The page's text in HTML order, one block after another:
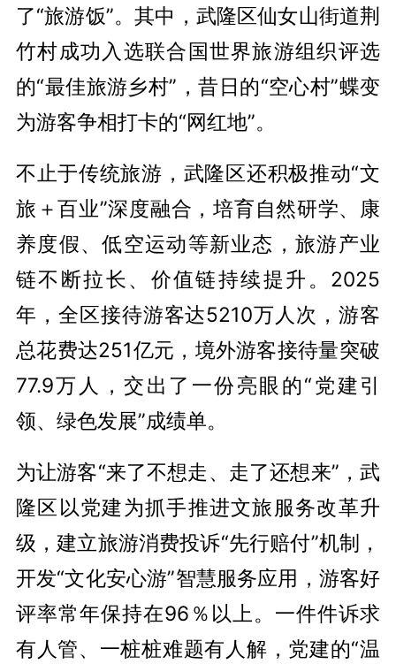
了“旅游饭”。其中，武隆区仙女山街道荆
竹村成功入选联合国世界旅游组织评选
的“最佳旅游乡村”，昔日的“空心村”蝶变
为游客争相打卡的“网红地”。
不止于传统旅游，武隆区还积极推动“文
旅＋百业”深度融合，培育自然研学、康
养度假、低空运动等新业态，旅游产业
链不断拉长、价值链持续提升。2025
年，全区接待游客达5210万人次，游客
总花费达251亿元，境外游客接待量突破
77.9万人，交出了一份亮眼的“党建引
领、绿色发展”成绩单。
为让游客“来了不想走、走了还想来”，武
隆区以党建为抓手推进文旅服务改革升
级，建立旅游消费投诉“先行赔付”机制，
开发“文化安心游”智慧服务应用，游客好
评率常年保持在96％以上。一件件诉求
有人管、一桩桩难题有人解，党建的“温